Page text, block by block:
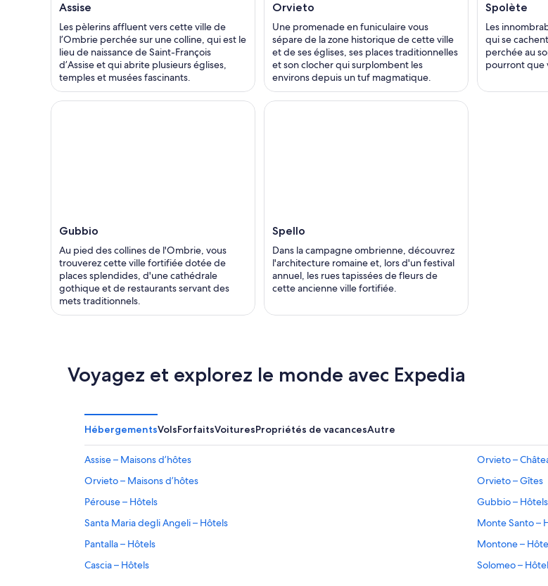
Assise
Les pèlerins affluent vers cette ville de
l’Ombrie perchée sur une colline, qui est le
lieu de naissance de Saint-François
d’Assise et qui abrite plusieurs églises,
temples et musées fascinants.
Orvieto
Une promenade en funiculaire vous
sépare de la zone historique de cette ville
et de ses églises, ses places traditionnelles
et son clocher qui surplombent les
environs depuis un tuf magmatique.
Spolète
Les
qui se
perchée au
pourront que
Gubbio
Au pied des collines de l'Ombrie, vous
trouverez cette ville fortifiée dotée de
places splendides, d'une cathédrale
gothique et de restaurants servant des
mets traditionnels.
Spello
Dans la campagne ombrienne, découvrez
l'architecture romaine et, lors d'un festival
annuel, les rues tapissées de fleurs de
cette ancienne ville fortifiée.
Voyagez et explorez le monde avec Expedia
HébergementsVolsForfaitsVoituresPropriétés de vacancesAutre
Assise – Maisons d’hôtes
Orvieto –
Orvieto – Maisons d’hôtes
Orvieto – Gîtes
Pérouse – Hôtels
Gubbio – Hôtels
Santa Maria degli Angeli – Hôtels
Monte Santo –
Pantalla – Hôtels
Montone –
Cascia – Hôtels
Solomeo –